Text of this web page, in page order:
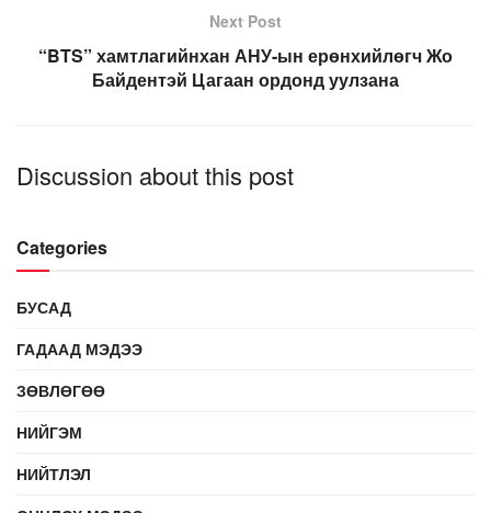
Next Post
“BTS” хамтлагийнхан АНУ-ын ерөнхийлөгч Жо
Байдентэй Цагаан ордонд уулзана
Discussion about this post
Categories
БУСАД
ГАДААД МЭДЭЭ
ЗӨВЛӨГӨӨ
НИЙГЭМ
НИЙТЛЭЛ